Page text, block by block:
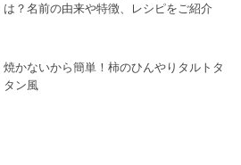
は？名前の由来や特徴、レシピをご紹介
焼かないから簡単！柿のひんやりタルトタ
タン風